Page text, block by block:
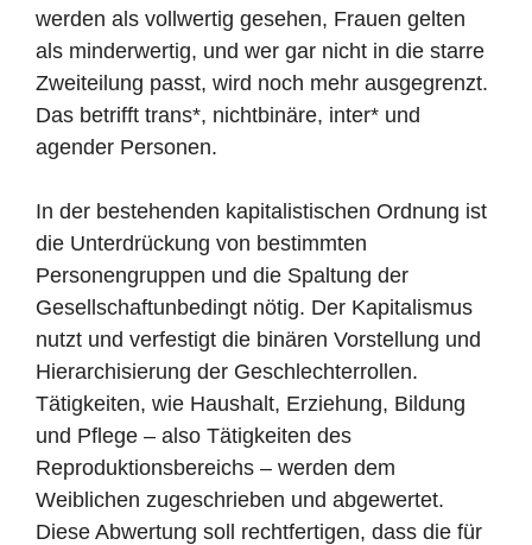
werden als vollwertig gesehen, Frauen gelten
als minderwertig, und wer gar nicht in die starre
Zweiteilung passt, wird noch mehr ausgegrenzt.
Das betrifft trans*, nichtbinäre, inter* und
agender Personen.
In der bestehenden kapitalistischen Ordnung ist
die Unterdrückung von bestimmten
Personengruppen und die Spaltung der
Gesellschaftunbedingt nötig. Der Kapitalismus
nutzt und verfestigt die binären Vorstellung und
Hierarchisierung der Geschlechterrollen.
Tätigkeiten, wie Haushalt, Erziehung, Bildung
und Pflege – also Tätigkeiten des
Reproduktionsbereichs – werden dem
Weiblichen zugeschrieben und abgewertet.
Diese Abwertung soll rechtfertigen, dass die für